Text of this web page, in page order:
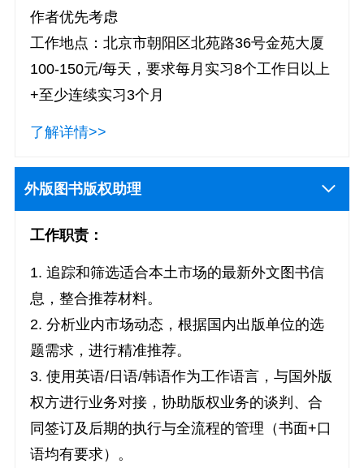
作者优先考虑
工作地点：北京市朝阳区北苑路36号金苑大厦
100-150元/每天，要求每月实习8个工作日以上
+至少连续实习3个月
了解详情>>
外版图书版权助理
工作职责：
1. 追踪和筛选适合本土市场的最新外文图书信
息，整合推荐材料。
2. 分析业内市场动态，根据国内出版单位的选
题需求，进行精准推荐。
3. 使用英语/日语/韩语作为工作语言，与国外版
权方进行业务对接，协助版权业务的谈判、合
同签订及后期的执行与全流程的管理（书面+口
语均有要求）。